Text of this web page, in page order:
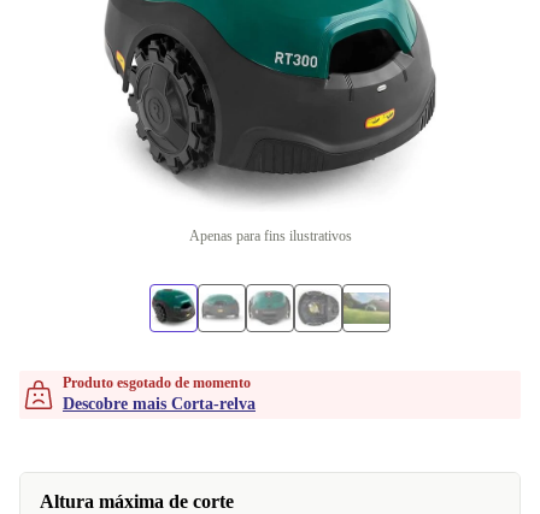
Apenas para fins ilustrativos
Produto esgotado de momento
Descobre mais Corta-relva
Altura máxima de corte